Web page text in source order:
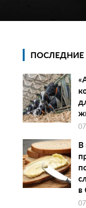
В
в